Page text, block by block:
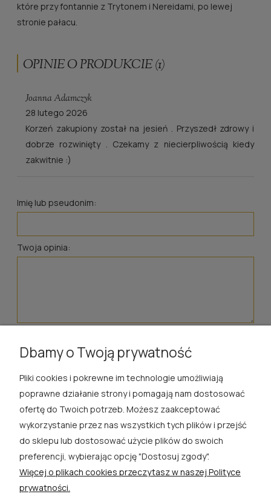
które przy fontannie z Trytonem i Nereidami, po lewej
stronie pałacu.
OPINIE O PRODUKCIE (1)
Joanna Adamczyk
28 lutego 2026
Korzeń zakupiony został na jesień . Przyszedł zdrowy i
dobrze rozwinięty . Czekamy z niecierpliwością kiedy
zakwitnie :)
Imię lub pseudonim:
Twoja opinia:
ROSA ĆWIK
SKLEP
EXTRA
Dbamy o Twoją prywatność
Pliki cookies i pokrewne im technologie umożliwiają
poprawne działanie strony i pomagają nam dostosować
ofertę do Twoich potrzeb. Możesz zaakceptować
wykorzystanie przez nas wszystkich tych plików i przejść
do sklepu lub dostosować użycie plików do swoich
preferencji, wybierając opcję "Dostosuj zgody".
Więcej o plikach cookies przeczytasz w naszej Polityce
prywatności.